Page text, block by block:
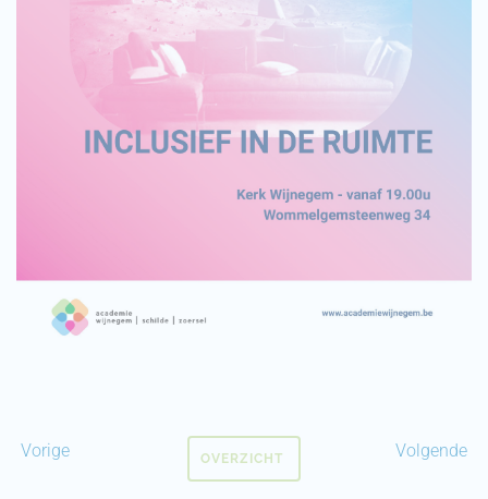
Vorige Volgende
OVERZICHT